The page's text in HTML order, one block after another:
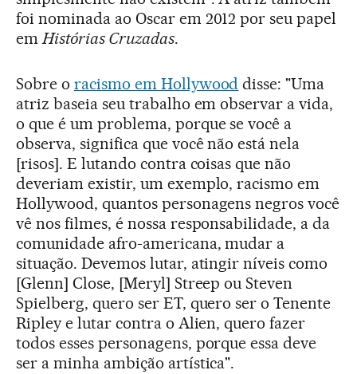
foi nominada ao Oscar em 2012 por seu papel
emHistórias Cruzadas.
Sobre o racismo em Hollywood disse: "Uma
atriz baseia seu trabalho em observar a vida,
o que é um problema, porque se você a
observa, significa que você não está nela
[risos]. E lutando contra coisas que não
deveriam existir, um exemplo, racismo em
Hollywood, quantos personagens negros você
vê nos filmes, é nossa responsabilidade, a da
comunidade afro-americana, mudar a
situação. Devemos lutar, atingir níveis como
[Glenn] Close, [Meryl] Streep ou Steven
Spielberg, quero ser ET, quero ser o Tenente
Ripley e lutar contra o Alien, quero fazer
todos esses personagens, porque essa deve
ser a minha ambição artística".